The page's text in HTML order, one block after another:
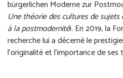
bürgerlichen Moderne zur
Une théorie des cultures de
à la postmodernité). En 2019, la
recherche lui a décerné le
l’originalité et l’importance de ses